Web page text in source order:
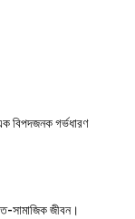
বিপদজনক গর্ভধারণ
সামাজিক জীবন।